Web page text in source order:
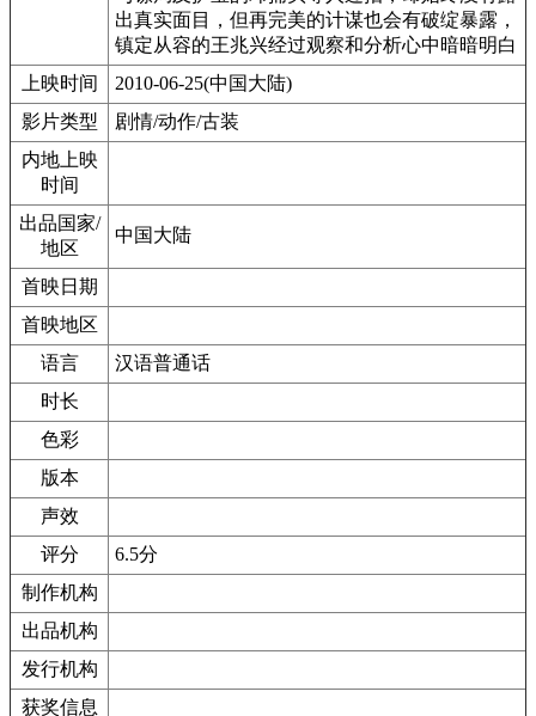
出真实面目，但再完美的计谋也会有破绽暴露，
镇定从容的王兆兴经过观察和分析心中暗暗明白
上映时间
2010-06-25(中国大陆)
影片类型
剧情/动作/古装
内地上映
时间
出品国家/
地区
中国大陆
首映日期
首映地区
语言
汉语普通话
时长
色彩
版本
声效
评分
6.5分
制作机构
出品机构
发行机构
获奖信息